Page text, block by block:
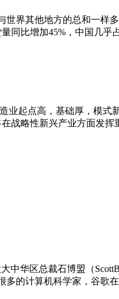
界其他地方的总和一样
同比增加45%，中国几乎
起点高，基础厚，模式
战略性新兴产业方面发挥
中华区总裁石博盟（
的计算机科学家，谷歌